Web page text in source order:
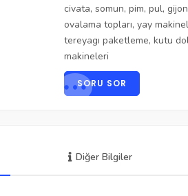
civata, somun, pim, pul, gijon
ovalama topları, yay
tereyagı paketleme, kutu
makineleri
SORU SOR
Diğer Bilgiler